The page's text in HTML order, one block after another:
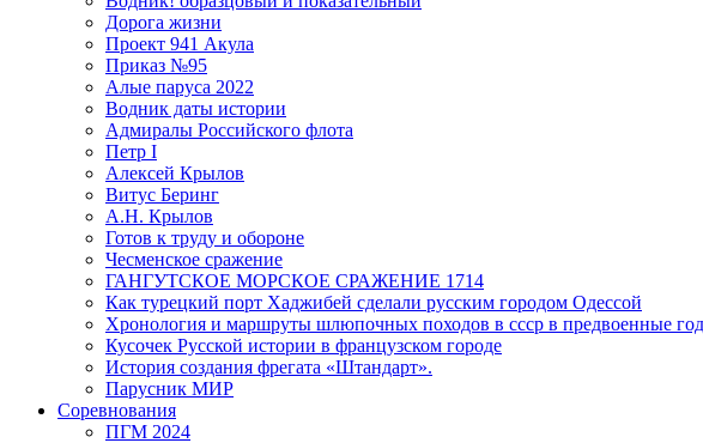
Дорога жизни
Проект 941 Акула
Приказ №95
Алые паруса 2022
Водник даты истории
Адмиралы Российского флота
Петр I
Алексей Крылов
Витус Беринг
А.Н. Крылов
Готов к труду и обороне
Чесменское сражение
ГАНГУТСКОЕ МОРСКОЕ СРАЖЕНИЕ 1714
Как турецкий порт Хаджибей сделали русским городом Одессой
Хронология и маршруты шлюпочных походов в ссср в предвоенные
Кусочек Русской истории в французском городе
История создания фрегата «Штандарт».
Парусник МИР
Соревнования
ПГМ 2024